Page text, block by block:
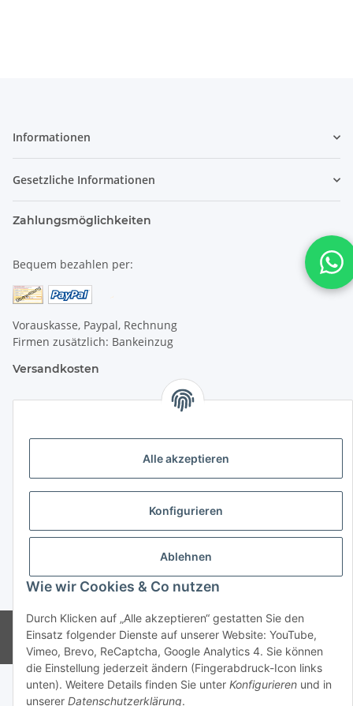
Alle akzeptieren
Konfigurieren
Ablehnen
Wie wir Cookies & Co nutzen
Durch Klicken auf „Alle akzeptieren“ gestatten Sie den
Einsatz folgender Dienste auf unserer Website: YouTube,
Vimeo, Brevo, ReCaptcha, Google Analytics 4. Sie können
die Einstellung jederzeit ändern (Fingerabdruck-Icon links
unten). Weitere Details finden Sie unter Konfigurieren und in
unserer Datenschutzerklärung.
Informationen
Gesetzliche Informationen
Zahlungsmöglichkeiten
Bequem bezahlen per:
Vorauskasse, Paypal, Rechnung
Firmen zusätzlich: Bankeinzug
Versandkosten
Versandkosten für Deutschland:
Privatkunden:
versandkostenfrei ab 25 € (darunter 6 €)
Firmenkunden:
versandkostenfrei ab 50 € (darunter 7 €)
Wir liefern per DHL Paket (auch an Packstationen)
Versand ins Ausland siehehier
* Alle Preise inkl. gesetzlicher USt., zzgl.Versand
© CMD Naturkosmetik
Powered by
JTL-Shop